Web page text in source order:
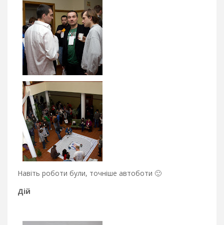
Навіть роботи були, точніше автоботи 🙂
Дій